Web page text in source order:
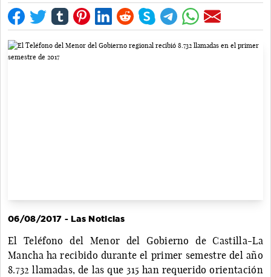
06/08/2017 - Las Noticias
El Teléfono del Menor del Gobierno de Castilla-La
Mancha ha recibido durante el primer semestre del año
8.732 llamadas, de las que 315 han requerido orientación